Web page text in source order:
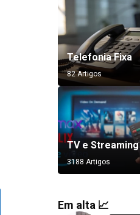
Telefonia Fixa
82 Artigos
TV e Streaming
3188 Artigos
Em alta 📈